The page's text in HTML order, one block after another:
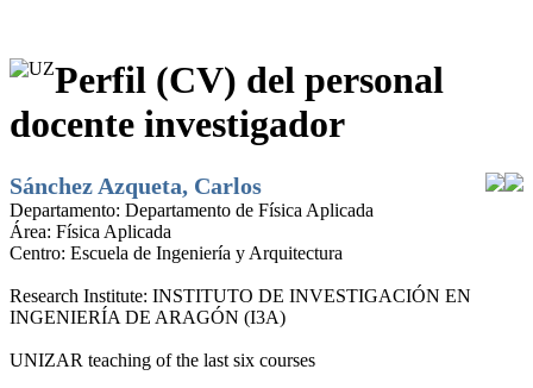
Perfil (CV) del personal
docente investigador
Sánchez Azqueta, Carlos
Departamento: Departamento de Física Aplicada
Área: Física Aplicada
Centro: Escuela de Ingeniería y Arquitectura
Research Institute: INSTITUTO DE INVESTIGACIÓN EN
INGENIERÍA DE ARAGÓN (I3A)
UNIZAR teaching of the last six courses